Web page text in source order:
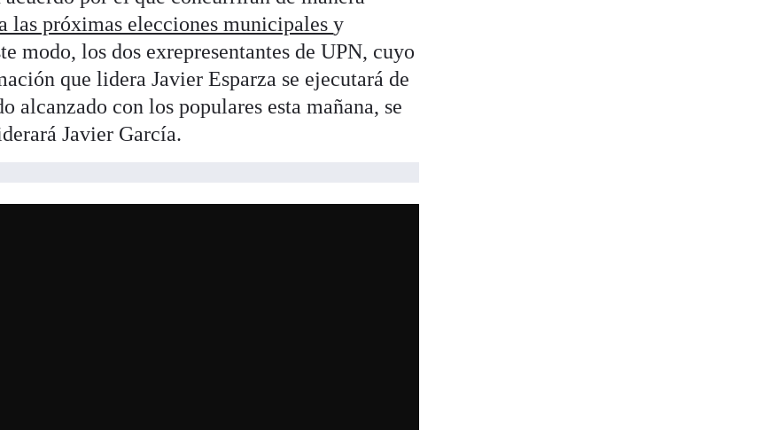
las próximas elecciones municipalesy
modo, los dos exrepresentantes de UPN, cuyo
que lidera Javier Esparza se ejecutará de
alcanzado con los populares esta mañana, se
Javier García.